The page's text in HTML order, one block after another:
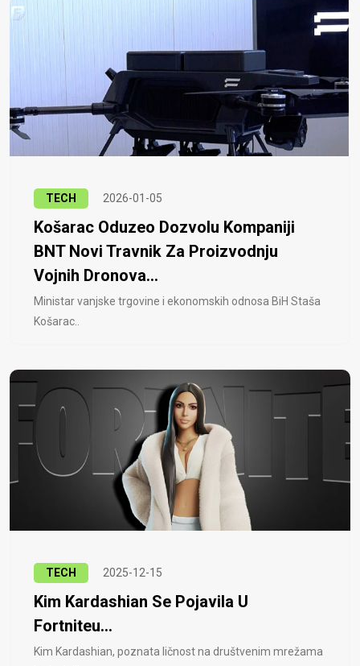
TECH 2026-01-05
Košarac Oduzeo Dozvolu Kompaniji
BNT Novi Travnik Za Proizvodnju
Vojnih Dronova...
Ministar vanjske trgovine i ekonomskih odnosa BiH Staša
Košarac..
TECH 2025-12-15
Kim Kardashian Se Pojavila U
Fortniteu...
Kim Kardashian, poznata ličnost na društvenim mrežama